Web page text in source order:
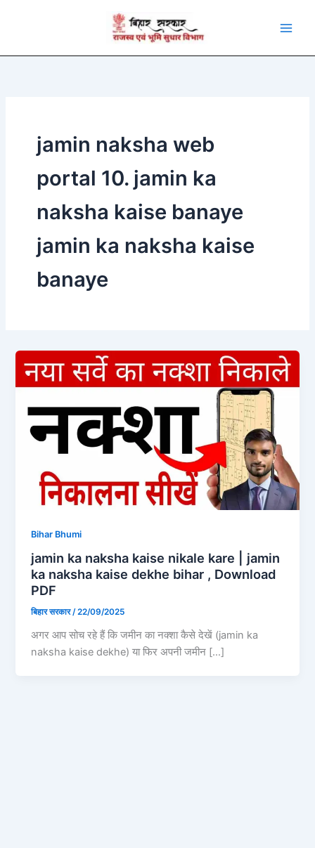
jamin naksha web
portal 10. jamin ka
naksha kaise banaye
jamin ka naksha kaise
banaye
Bihar Bhumi
jamin ka naksha kaise nikale kare | jamin
ka naksha kaise dekhe bihar , Download
PDF
बिहार सरकार/22/09/2025
अगर आप सोच रहे हैं कि जमीन का नक्शा कैसे देखें (jamin ka
naksha kaise dekhe) या फिर अपनी जमीन […]